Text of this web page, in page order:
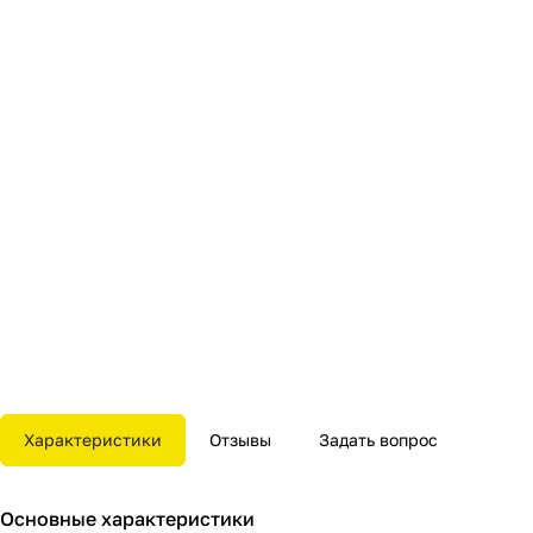
Характеристики Отзывы Задать вопрос
Основные характеристики